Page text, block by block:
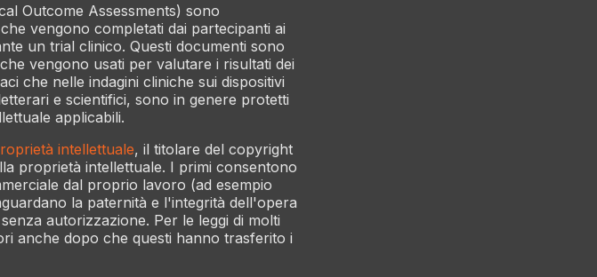
Outcome Assessments) sono
vengono completati dai partecipanti ai
un trial clinico. Questi documenti sono
vengono usati per valutare i risultati dei
che nelle indagini cliniche sui dispositivi
e scientifici, sono in genere protetti
applicabili.
intellettuale, il titolare del copyright
proprietà intellettuale. I primi consentono
dal proprio lavoro (ad esempio
la paternità e l'integrità dell'opera
autorizzazione. Per le leggi di molti
anche dopo che questi hanno trasferito i